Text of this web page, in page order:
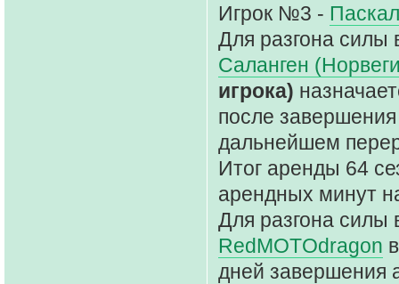
Игрок №3 -
Для разгона
Саланген
игрока)
после
дальнейшем
Итог аренды 64
арендных минут
Для разгона
RedMOTOdragon
дней завершения